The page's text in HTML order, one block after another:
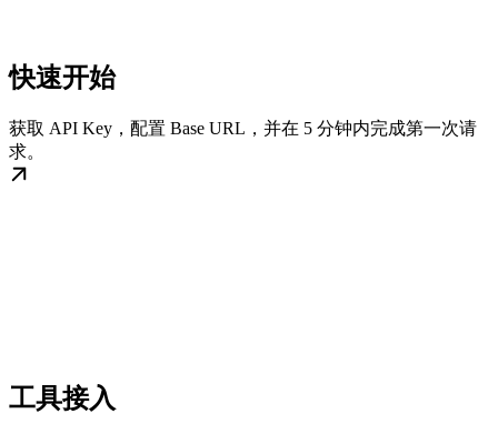
快速开始
获取 API Key，配置 Base URL，并在 5 分钟内完成第一次请
求。
工具接入